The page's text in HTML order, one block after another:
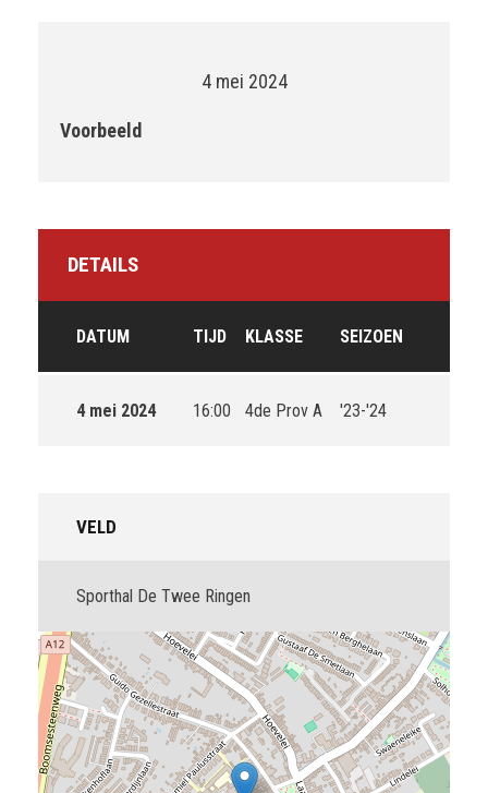
4 mei 2024
Voorbeeld
DETAILS
DATUM TIJD KLASSE SEIZOEN
4 mei 2024 16:00 4de Prov A '23-'24
VELD
Sporthal De Twee Ringen